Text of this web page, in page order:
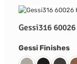
Gessi316
Gessi Finishes